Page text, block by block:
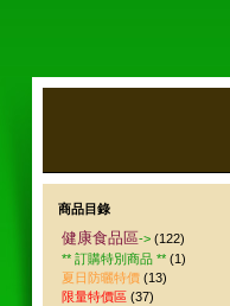
商品目錄
健康食品區-> (122)
** 訂購特別商品 ** (1)
夏日防曬特價 (13)
限量特價區 (37)